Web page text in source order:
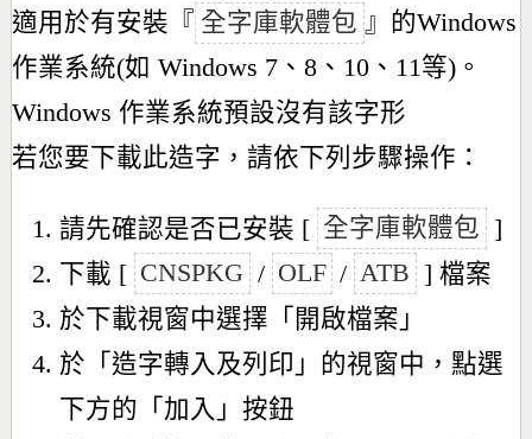
適用於有安裝『 全字庫軟體包 』的Windows
作業系統(如 Windows 7、8、10、11等)。
Windows 作業系統預設沒有該字形
若您要下載此造字，請依下列步驟操作：
請先確認是否已安裝 [ 全字庫軟體包 ]
下載 [ CNSPKG / OLF / ATB ] 檔案
於下載視窗中選擇「開啟檔案」
於「造字轉入及列印」的視窗中，點選
下方的「加入」按鈕